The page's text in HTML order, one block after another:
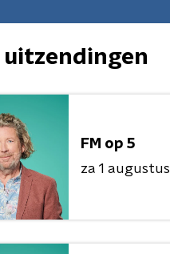
uitzendingen
FM op 5
za 1 augustus